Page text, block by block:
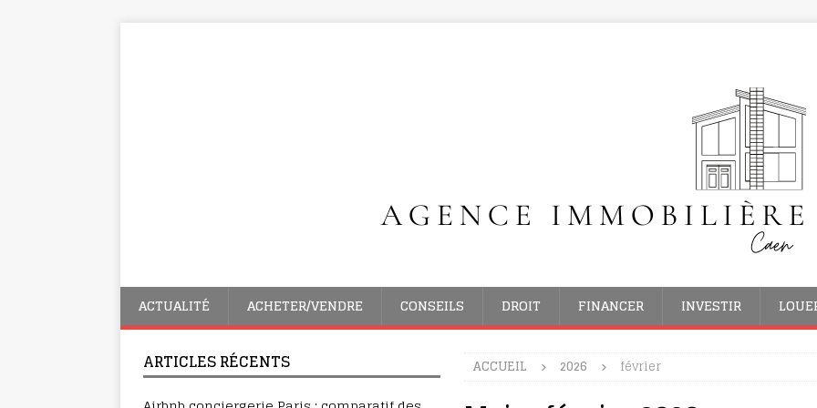
ACTUALITÉ ACHETER/VENDRE CONSEILS DROIT FINANCER INVESTIR
ACCUEIL 2026 février
ARTICLES RÉCENTS